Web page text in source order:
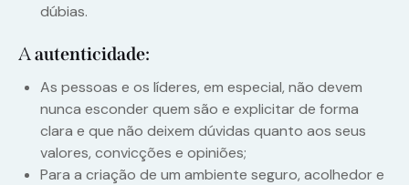
dúbias.
A autenticidade:
As pessoas e os líderes, em especial, não devem
nunca esconder quem são e explicitar de forma
clara e que não deixem dúvidas quanto aos seus
valores, convicções e opiniões;
Para a criação de um ambiente seguro, acolhedor e